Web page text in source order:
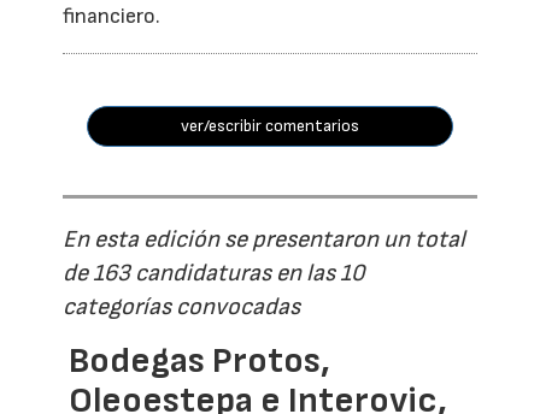
financiero.
ver/escribir comentarios
En esta edición se presentaron un total
de 163 candidaturas en las 10
categorías convocadas
Bodegas Protos,
Oleoestepa e Interovic,